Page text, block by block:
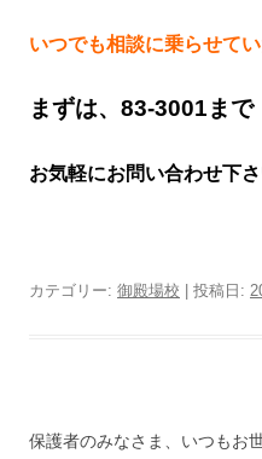
いつでも相談に乗らせて
まずは、83-3001まで
お気軽にお問い合わせ下さ
カテゴリー: 御殿場校 | 投稿日:
保護者のみなさま、いつもお